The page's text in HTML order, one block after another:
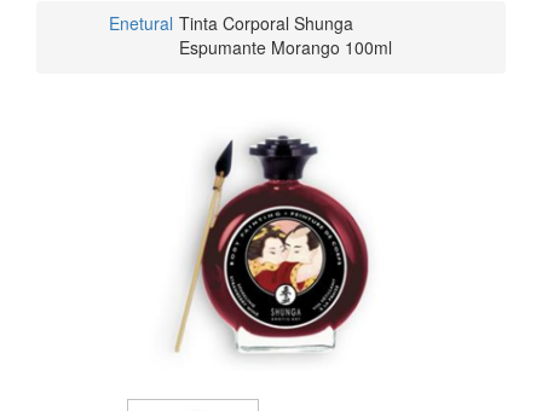
Enetural Tinta Corporal Shunga
Espumante Morango 100ml